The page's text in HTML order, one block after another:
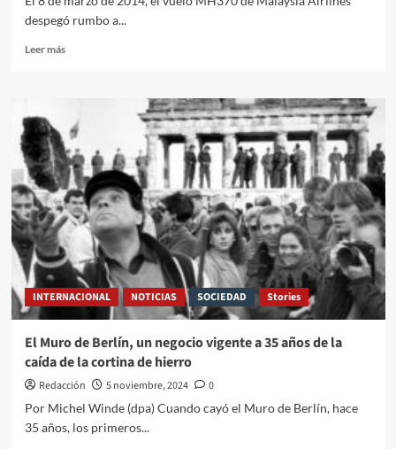
despegó rumbo a...
Leer más
INTERNACIONAL NOTICIAS SOCIEDAD Stories
El Muro de Berlín, un negocio vigente a 35 años de la
caída de la cortina de hierro
Redacción 5 noviembre, 2024
0
Por Michel Winde (dpa) Cuando cayó el Muro de Berlín, hace
35 años, los primeros...